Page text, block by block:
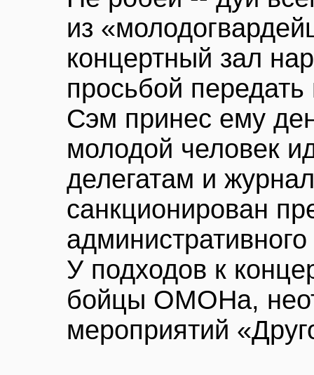
из
концертный зал
просьбой
Сэм принес ему
молодой человек
делегатам и
санкционирован
У подходов к
бойцы ОМОНа,
мероприятий